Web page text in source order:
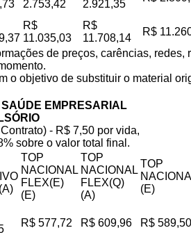
2.753,42
2.921,35
R$
11.035,03
R$
11.708,14
R$
de preços, carências,
o objetivo de substituir o material
EMPRESARIAL
- R$ 7,50 por vida,
sobre o valor total final.
TOP
NACIONAL
FLEX(E)
(E)
TOP
NACIONAL
FLEX(Q)
(A)
TOP
(E)
R$ 577,72 R$ 609,96 R$ 589,50